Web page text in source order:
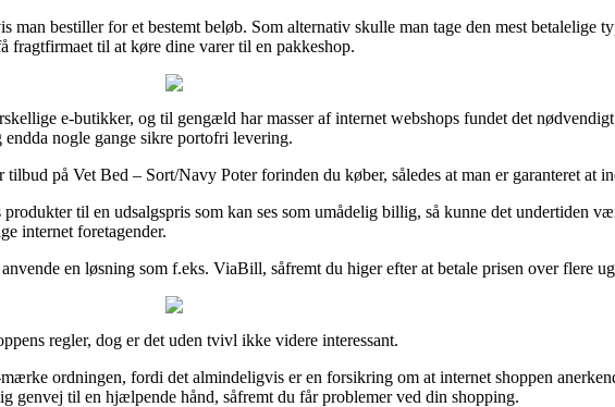
bestiller for et bestemt beløb. Som alternativ skulle man tage den mest betalelige
til at køre dine varer til en pakkeshop.
e-butikker, og til gengæld har masser af internet webshops fundet det
nogle gange sikre portofri levering.
på Vet Bed – Sort/Navy Poter forinden du køber, således at man er garanteret at
til en udsalgspris som kan ses som umådelig billig, så kunne det undertiden
internet foretagender.
en løsning som f.eks. ViaBill, såfremt du higer efter at betale prisen over flere
regler, dog er det uden tvivl ikke videre interessant.
ordningen, fordi det almindeligvis er en forsikring om at internet shoppen
genvej til en hjælpende hånd, såfremt du får problemer ved din shopping.